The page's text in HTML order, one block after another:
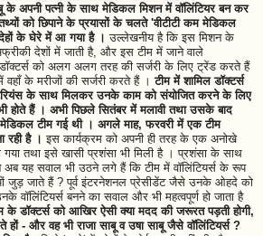
के अपनी पत्नी के साथ मेडिकल मिशन में वॉलिंटियर बन कर
को छिपाने के प्रयासों के चलते 'वीटीटी कम मेडिकल
के घेरे में आ गया है ।उल्लेखनीय है कि इस मिशन के
देशों में जाती है, और इस टीम में जाने वाले
डॉक्टर्स को अलग अलग तरह की सर्जरी के लिए ट्रेंड करते हैं
के मरीजों की सर्जरी करते हैं ।टीम में शामिल डॉक्टर्स
के साथ मिलकर उनके काम को संयोजित करने के लिए
होते हैं । अभी पिछले सितंबर में मलावी तथा उसके बाद
मेडिकल टीम गई थी । अगले माह, फरवरी में एक टीम
रही है । इस कार्यक्रम को अपनी ही तरह के एक अनोखे
तथा इसे खासी प्रशंसा भी मिली है । प्रशंसा के साथ
यह सवाल भी उठने लगे हैं कि टीम में वॉलिंटियर्स के रूप
जुड़ जाते हैं ? पूर्व इंटरनेशनल प्रेसीडेंट जैसे उनके ओहदे को
बनने का सवाल और भी महत्वपूर्ण हो जाता है
के डॉक्टर्स को आखिर ऐसी क्या मदद की जरूरत पड़ती होगी,
हों - और वह भी राजा साबू व उषा साबू जैसे वॉलिंटियर्स ?